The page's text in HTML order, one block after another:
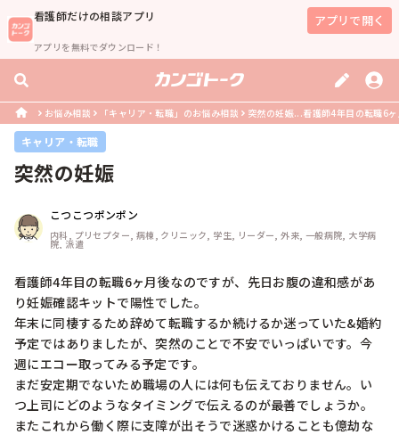
看護師だけの相談アプリ
アプリを無料でダウンロード！
アプリで開く
お悩み相談 「キャリア・転職」のお悩み相談 突然の妊娠...看護師4年目の転職6
キャリア・転職
突然の妊娠
こつこつポンポン
内科, プリセプター, 病棟, クリニック, 学生, リーダー, 外来, 一般病院, 大学病
院, 派遣
看護師4年目の転職6ヶ月後なのですが、先日お腹の違和感があ
り妊娠確認キットで陽性でした。
年末に同棲するため辞めて転職するか続けるか迷っていた&婚約
予定ではありましたが、突然のことで不安でいっぱいです。今
週にエコー取ってみる予定です。
まだ安定期でないため職場の人には何も伝えておりません。い
つ上司にどのようなタイミングで伝えるのが最善でしょうか。
またこれから働く際に支障が出そうで迷惑かけることも億劫な